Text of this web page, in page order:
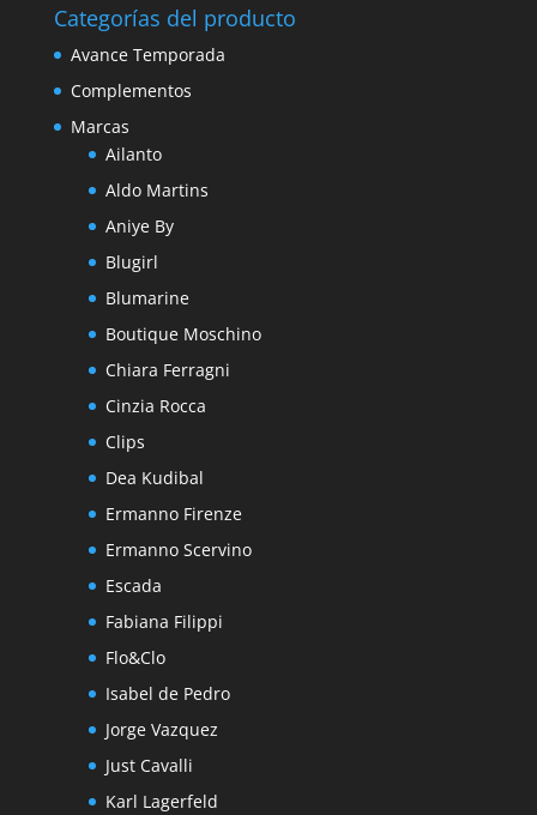
Categorías del producto
Avance Temporada
Complementos
Marcas
Ailanto
Aldo Martins
Aniye By
Blugirl
Blumarine
Boutique Moschino
Chiara Ferragni
Cinzia Rocca
Clips
Dea Kudibal
Ermanno Firenze
Ermanno Scervino
Escada
Fabiana Filippi
Flo&Clo
Isabel de Pedro
Jorge Vazquez
Just Cavalli
Karl Lagerfeld